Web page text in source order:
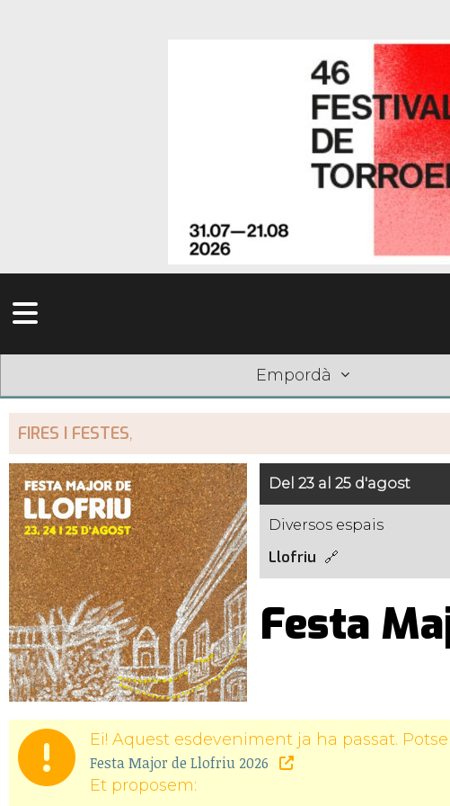
Empordà
FIRES I FESTES,
Del 23 al 25 d'agost
Diversos espais
Llofriu
Festa
Ei! Aquest esdeveniment ja ha passat.
Festa Major de Llofriu 2026
Et proposem: